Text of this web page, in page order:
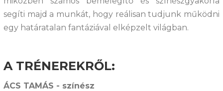
segíti majd a munkát, hogy reálisan tudjunk működni
egy határatalan fantáziával elképzelt világban.
A TRÉNEREKRŐL:
ÁCS TAMÁS - színész